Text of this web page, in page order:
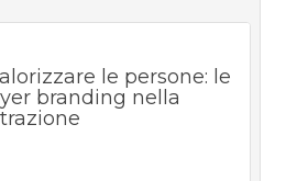
le persone: le
branding nella